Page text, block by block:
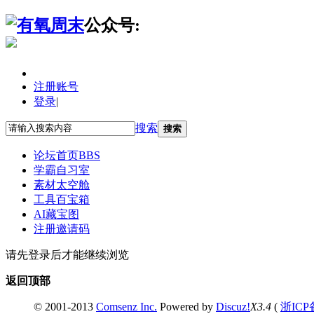
公众号:
注册账号
登录|
搜索 搜索
论坛首页BBS
学霸自习室
素材太空舱
工具百宝箱
AI藏宝图
注册邀请码
请先登录后才能继续浏览
返回顶部
© 2001-2013 Comsenz Inc. Powered by Discuz!X3.4 ( 浙ICP